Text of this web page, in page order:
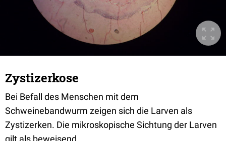
Zystizerkose
Bei Befall des Menschen mit dem
Schweinebandwurm zeigen sich die Larven als
Zystizerken. Die mikroskopische Sichtung der Larven
gilt als beweisend.